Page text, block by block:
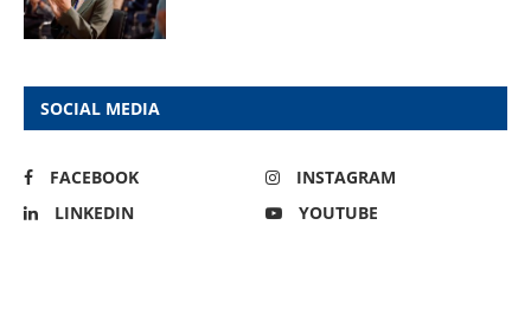
SOCIAL MEDIA
FACEBOOK
INSTAGRAM
LINKEDIN
YOUTUBE